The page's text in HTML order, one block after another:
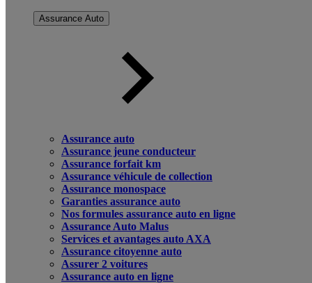
Assurance Auto
Assurance auto
Assurance jeune conducteur
Assurance forfait km
Assurance véhicule de collection
Assurance monospace
Garanties assurance auto
Nos formules assurance auto en ligne
Assurance Auto Malus
Services et avantages auto AXA
Assurance citoyenne auto
Assurer 2 voitures
Assurance auto en ligne